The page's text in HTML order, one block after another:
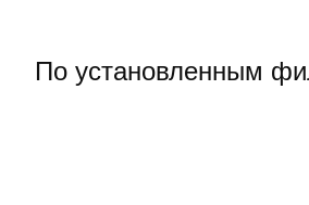
По установленным